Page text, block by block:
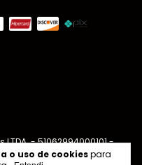
o uso de cookiespara
- 51062994000101 -